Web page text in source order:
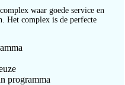
waar goede service en
Het complex is de perfecte
programma